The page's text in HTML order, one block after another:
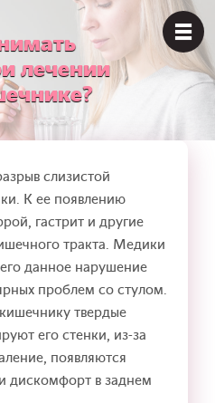
лечении
слизистой
К ее появлению
гастрит и другие
тракта. Медики
данное нарушение
проблем со стулом.
твердые
его стенки, из-за
появляются
дискомфорт в заднем